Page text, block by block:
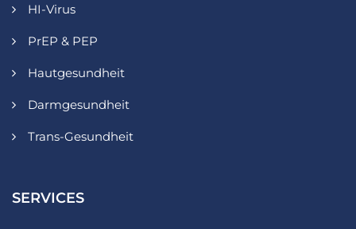
HI-Virus
PrEP & PEP
Hautgesundheit
Darmgesundheit
Trans-Gesundheit
SERVICES